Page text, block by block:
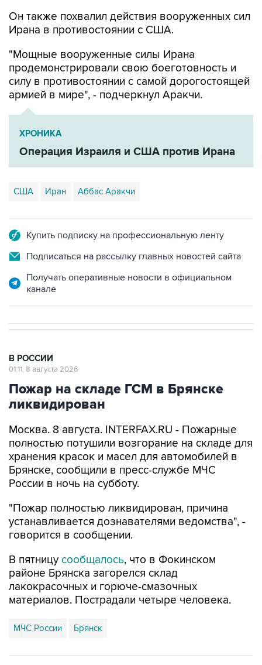
Он также похвалил действия вооруженных сил
Ирана в противостоянии с США.
"Мощные вооруженные силы Ирана
продемонстрировали свою боеготовность и
силу в противостоянии с самой дорогостоящей
армией в мире", - подчеркнул Аракчи.
ХРОНИКА
Операция Израиля и США против Ирана
США Иран Аббас Аракчи
Купить подписку на профессиональную ленту
Подписаться на рассылку главных новостей сайта
Получать оперативные новости в официальном
канале
В РОССИИ
01:11, 8 августа 2026
Пожар на складе ГСМ в Брянске
ликвидирован
Москва. 8 августа. INTERFAX.RU - Пожарные
полностью потушили возгорание на складе для
хранения красок и масел для автомобилей в
Брянске, сообщили в пресс-службе МЧС
России в ночь на субботу.
"Пожар полностью ликвидирован, причина
устанавливается дознавателями ведомства", -
говорится в сообщении.
В пятницу сообщалось, что в Фокинском
районе Брянска загорелся склад
лакокрасочных и горюче-смазочных
материалов. Пострадали четыре человека.
МЧС России Брянск